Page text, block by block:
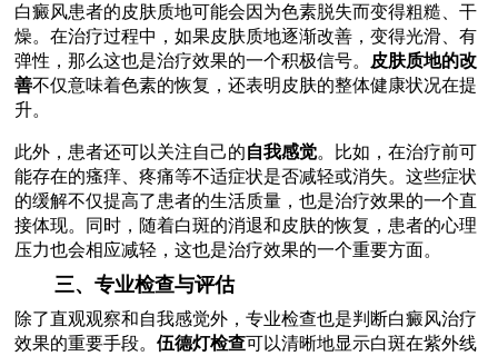
白癜风患者的皮肤质地可能会因为色素脱失而变得粗糙、干
燥。在治疗过程中，如果皮肤质地逐渐改善，变得光滑、有
弹性，那么这也是治疗效果的一个积极信号。 皮肤质地的改
善不仅意味着色素的恢复，还表明皮肤的整体健康状况在提
升。
此外，患者还可以关注自己的自我感觉。比如，在治疗前可
能存在的瘙痒、疼痛等不适症状是否减轻或消失。这些症状
的缓解不仅提高了患者的生活质量，也是治疗效果的一个直
接体现。同时，随着白斑的消退和皮肤的恢复，患者的心理
压力也会相应减轻，这也是治疗效果的一个重要方面。
三、专业检查与评估
除了直观观察和自我感觉外，专业检查也是判断白癜风治疗
效果的重要手段。伍德灯检查可以清晰地显示白斑在紫外线